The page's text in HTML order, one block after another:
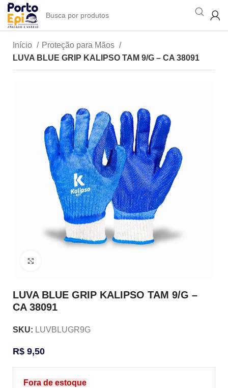
Início
Proteção para Mãos
LUVA BLUE GRIP KALIPSO TAM 9/G – CA 38091
LUVA BLUE GRIP KALIPSO TAM 9/G –
CA 38091
SKU: LUVBLUGR9G
R$ 9,50
Fora de estoque